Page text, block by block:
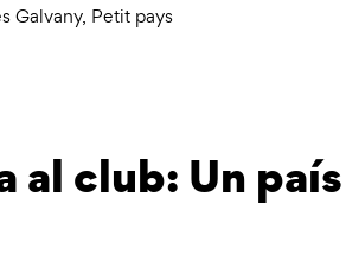
Galvany, Petit pays
al club: Un país